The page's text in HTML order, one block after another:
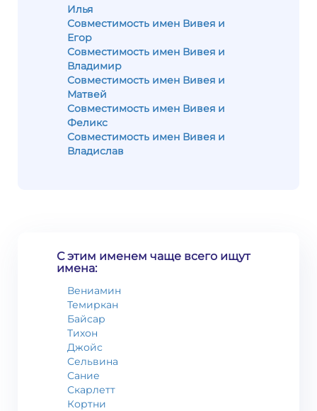
Илья
Совместимость имен Вивея и
Егор
Совместимость имен Вивея и
Владимир
Совместимость имен Вивея и
Матвей
Совместимость имен Вивея и
Феликс
Совместимость имен Вивея и
Владислав
С этим именем чаще всего ищут
имена:
Вениамин
Темиркан
Байсар
Тихон
Джойс
Сельвина
Сание
Скарлетт
Кортни